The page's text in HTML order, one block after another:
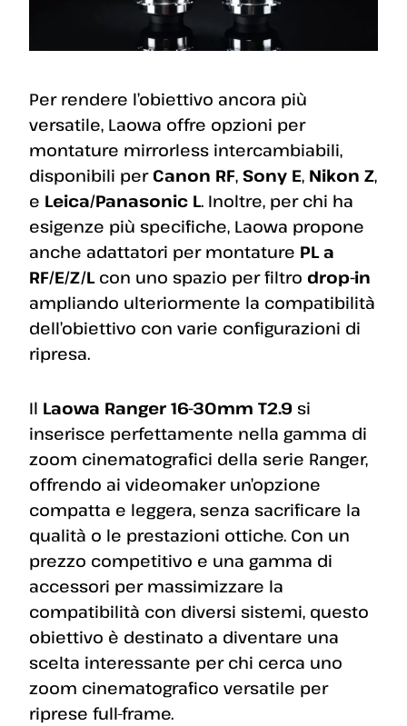
Per rendere l’obiettivo ancora più
versatile, Laowa offre opzioni per
montature mirrorless intercambiabili,
disponibili per Canon RF, Sony E, Nikon Z,
e Leica/Panasonic L. Inoltre, per chi ha
esigenze più specifiche, Laowa propone
anche adattatori per montature PL a
RF/E/Z/Lcon uno spazio per filtro drop-in
ampliando ulteriormente la compatibilità
dell’obiettivo con varie configurazioni di
ripresa.
Il Laowa Ranger 16-30mm T2.9 si
inserisce perfettamente nella gamma di
zoom cinematografici della serie Ranger,
offrendo ai videomaker un’opzione
compatta e leggera, senza sacrificare la
qualità o le prestazioni ottiche. Con un
prezzo competitivo e una gamma di
accessori per massimizzare la
compatibilità con diversi sistemi, questo
obiettivo è destinato a diventare una
scelta interessante per chi cerca uno
zoom cinematografico versatile per
riprese full-frame.